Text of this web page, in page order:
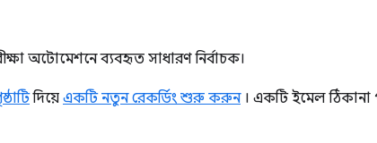
অটোমেশনে ব্যবহৃত সাধারণ নির্বাচক।
দিয়ে একটি নতুন রেকর্ডিং শুরু করুন। একটি ইমেল ঠিকানা